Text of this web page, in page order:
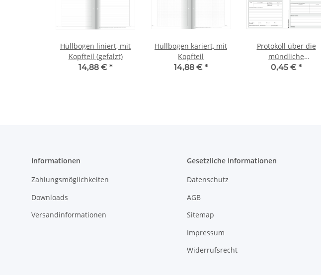
Hüllbogen liniert, mit
Kopfteil (gefalzt)
14,88 € *
Hüllbogen kariert, mit
Kopfteil
14,88 € *
Protokoll über die
mündliche
Abschlussprüfung, RSA
0,45 € *
Informationen
Zahlungsmöglichkeiten
Downloads
Versandinformationen
Gesetzliche Informationen
Datenschutz
AGB
Sitemap
Impressum
Widerrufsrecht